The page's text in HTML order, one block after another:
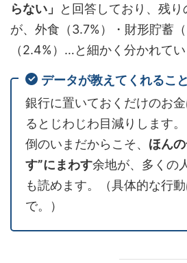
らない」
と回答しており、残
が、外食（3.7%）・財形貯蓄
（2.4%）…と細かく分かれてい
データが教えてくれること
銀行に置いておくだけのお
るとじわじわ目減りします
倒のいまだからこそ、 ほん
す”にまわす余地が、多くの
も読めます。（具体的な行
で。）